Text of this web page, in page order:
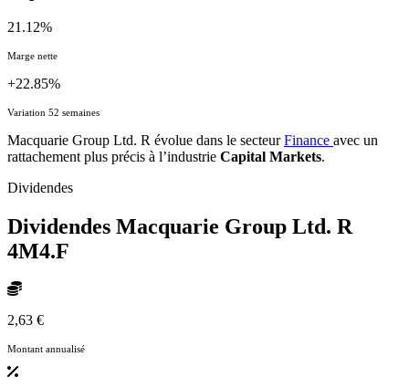
21.12%
Marge nette
+22.85%
Variation 52 semaines
Macquarie Group Ltd. R évolue dans le secteurFinance avec un
rattachement plus précis à l’industrie Capital Markets.
Dividendes
Dividendes Macquarie Group Ltd. R
4M4.F
2,63 €
Montant annualisé